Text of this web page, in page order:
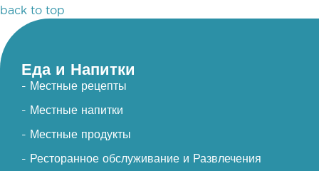
back to top
Еда и Напитки
- Местные рецепты
- Местные напитки
- Местные продукты
- Ресторанное обслуживание и Развлечения